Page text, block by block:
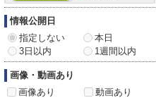
情報公開日
指定しない
本日
3日以内
1週間以内
画像・動画あり
画像あり
動画あり